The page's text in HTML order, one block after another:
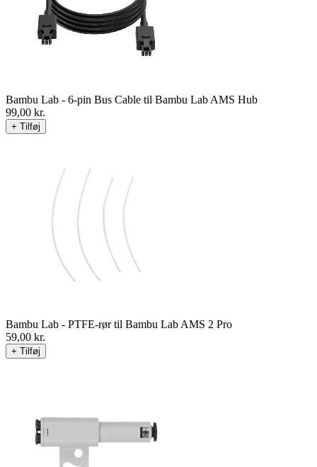
Bambu Lab - 6-pin Bus Cable til Bambu Lab AMS Hub
99,00 kr.
+ Tilføj
Bambu Lab - PTFE-rør til Bambu Lab AMS 2 Pro
59,00 kr.
+ Tilføj